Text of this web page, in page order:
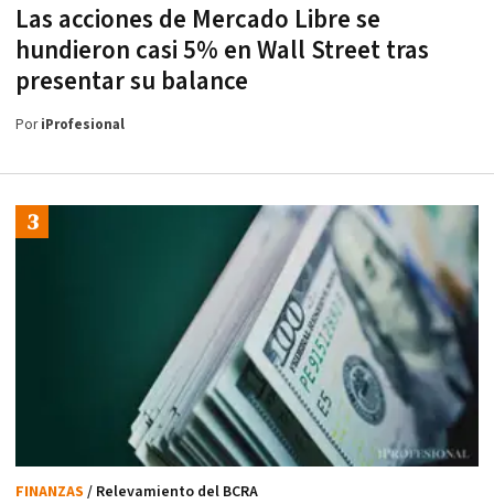
Las acciones de Mercado Libre se
hundieron casi 5% en Wall Street tras
presentar su balance
PoriProfesional
FINANZAS / Relevamiento del BCRA